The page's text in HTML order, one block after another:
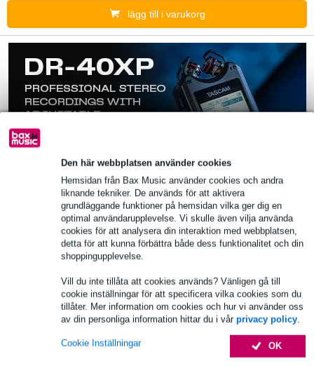
Den här webbplatsen använder cookies
Hemsidan från Bax Music använder cookies och andra
liknande tekniker. De används för att aktivera
grundläggande funktioner på hemsidan vilka ger dig en
optimal användarupplevelse. Vi skulle även vilja använda
cookies för att analysera din interaktion med webbplatsen,
detta för att kunna förbättra både dess funktionalitet och din
shoppingupplevelse.
Vill du inte tillåta att cookies används? Vänligen gå till
cookie inställningar för att specificera vilka cookies som du
tillåter. Mer information om cookies och hur vi använder oss
av din personliga information hittar du i vår privacy policy.
OK
Cookie Inställningar
lägg till i varukorg
Audac COM104 powered mixer - 100 Volt
Föreslaget pris 3 836,00 kr 3 803,00 kr
Finns i lager hos leverantör